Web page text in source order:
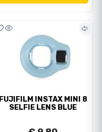
FUJIFILM INSTAX MINI 8
SELFIE LENS BLUE